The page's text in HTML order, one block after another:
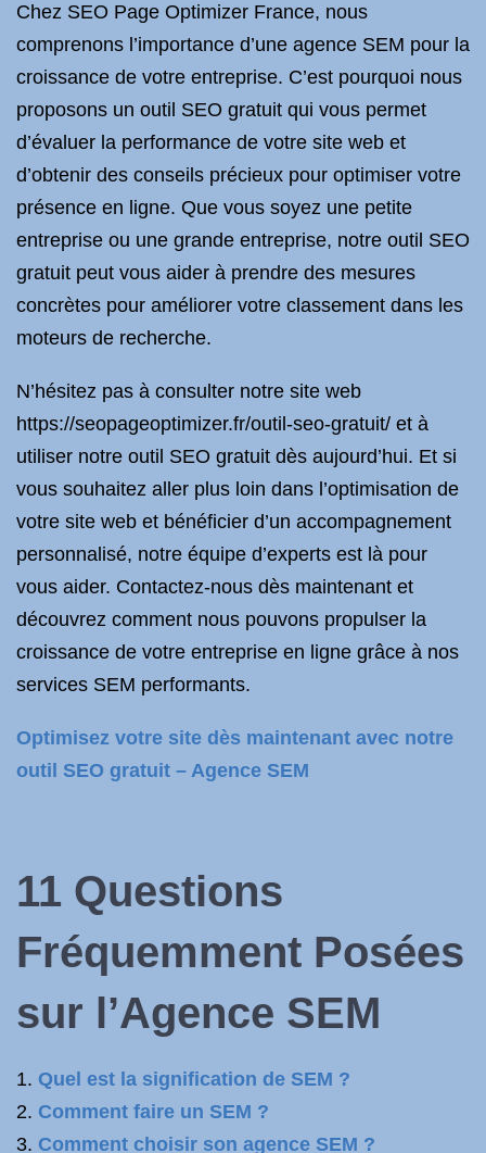
Chez SEO Page Optimizer France, nous
comprenons l’importance d’une agence SEM pour la
croissance de votre entreprise. C’est pourquoi nous
proposons un outil SEO gratuit qui vous permet
d’évaluer la performance de votre site web et
d’obtenir des conseils précieux pour optimiser votre
présence en ligne. Que vous soyez une petite
entreprise ou une grande entreprise, notre outil SEO
gratuit peut vous aider à prendre des mesures
concrètes pour améliorer votre classement dans les
moteurs de recherche.
N’hésitez pas à consulter notre site web
https://seopageoptimizer.fr/outil-seo-gratuit/ et à
utiliser notre outil SEO gratuit dès aujourd’hui. Et si
vous souhaitez aller plus loin dans l’optimisation de
votre site web et bénéficier d’un accompagnement
personnalisé, notre équipe d’experts est là pour
vous aider. Contactez-nous dès maintenant et
découvrez comment nous pouvons propulser la
croissance de votre entreprise en ligne grâce à nos
services SEM performants.
Optimisez votre site dès maintenant avec notre
outil SEO gratuit – Agence SEM
11 Questions
Fréquemment Posées
sur l’Agence SEM
Quel est la signification de SEM ?
Comment faire un SEM ?
Comment choisir son agence SEM ?